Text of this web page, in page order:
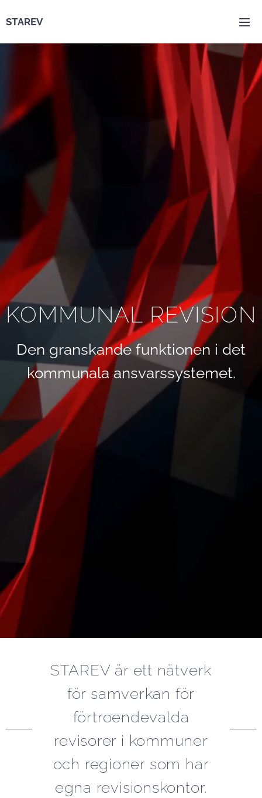
STAREV
KOMMUNAL REVISION
Den granskande funktionen i det
kommunala ansvarssystemet.
STAREV är ett nätverk
för samverkan för
förtroendevalda
revisorer i kommuner
och regioner som har
egna revisionskontor.